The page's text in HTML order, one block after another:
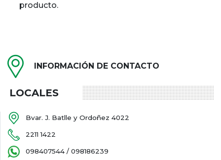
producto.
INFORMACIÓN DE CONTACTO
LOCALES
Bvar. J. Batlle y Ordoñez 4022
2211 1422
098407544 / 098186239